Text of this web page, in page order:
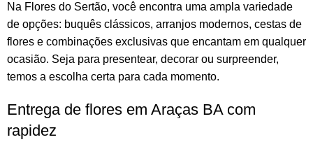
Na Flores do Sertão, você encontra uma ampla variedade
de opções: buquês clássicos, arranjos modernos, cestas de
flores e combinações exclusivas que encantam em qualquer
ocasião. Seja para presentear, decorar ou surpreender,
temos a escolha certa para cada momento.
Entrega de flores em Araças BA com
rapidez